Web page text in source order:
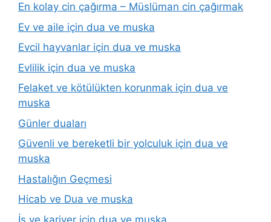
En kolay cin çağırma – Müslüman cin çağırmak
Ev ve aile için dua ve muska
Evcil hayvanlar için dua ve muska
Evlilik için dua ve muska
Felaket ve kötülükten korunmak için dua ve
muska
Günler duaları
Güvenli ve bereketli bir yolculuk için dua ve
muska
Hastalığın Geçmesi
Hicab ve Dua ve muska
İş ve kariyer için dua ve muska